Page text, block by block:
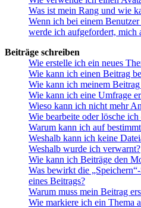
Was ist mein Rang und wie
Wenn ich bei einem
werde ich aufgefordert, mich
Beiträge schreiben
Wie erstelle ich ein neues
Wie kann ich einen Beitrag
Wie kann ich meinem
Wie kann ich eine Umfrage
Wieso kann ich nicht mehr
Wie bearbeite oder lösche
Warum kann ich auf
Weshalb kann ich keine
Weshalb wurde ich verwarnt?
Wie kann ich Beiträge den
Was bewirkt die
eines Beitrags?
Warum muss mein Beitrag
Wie markiere ich ein Thema